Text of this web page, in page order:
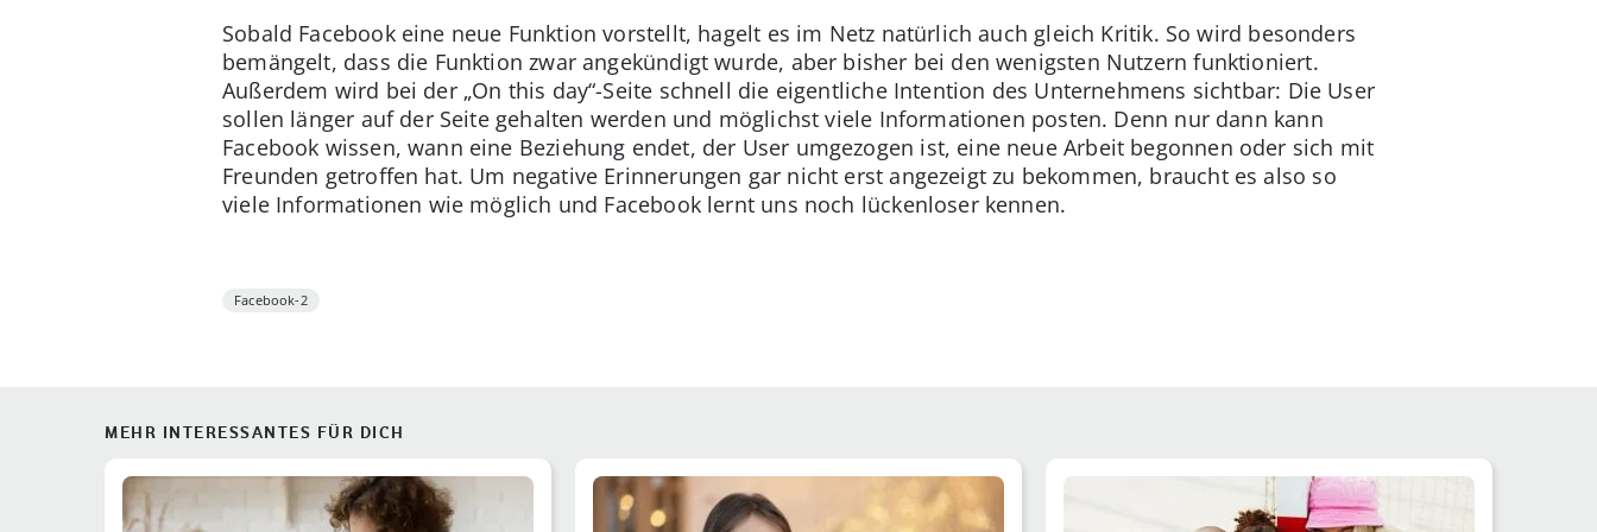
Sobald Facebook eine neue Funktion vorstellt, hagelt es im Netz natürlich auch gleich Kritik. So wird besonders
bemängelt, dass die Funktion zwar angekündigt wurde, aber bisher bei den wenigsten Nutzern funktioniert.
Außerdem wird bei der „On this day“-Seite schnell die eigentliche Intention des Unternehmens sichtbar: Die User
sollen länger auf der Seite gehalten werden und möglichst viele Informationen posten. Denn nur dann kann
Facebook wissen, wann eine Beziehung endet, der User umgezogen ist, eine neue Arbeit begonnen oder sich mit
Freunden getroffen hat. Um negative Erinnerungen gar nicht erst angezeigt zu bekommen, braucht es also so
viele Informationen wie möglich und Facebook lernt uns noch lückenloser kennen.
Facebook-2
MEHR INTERESSANTES FÜR DICH